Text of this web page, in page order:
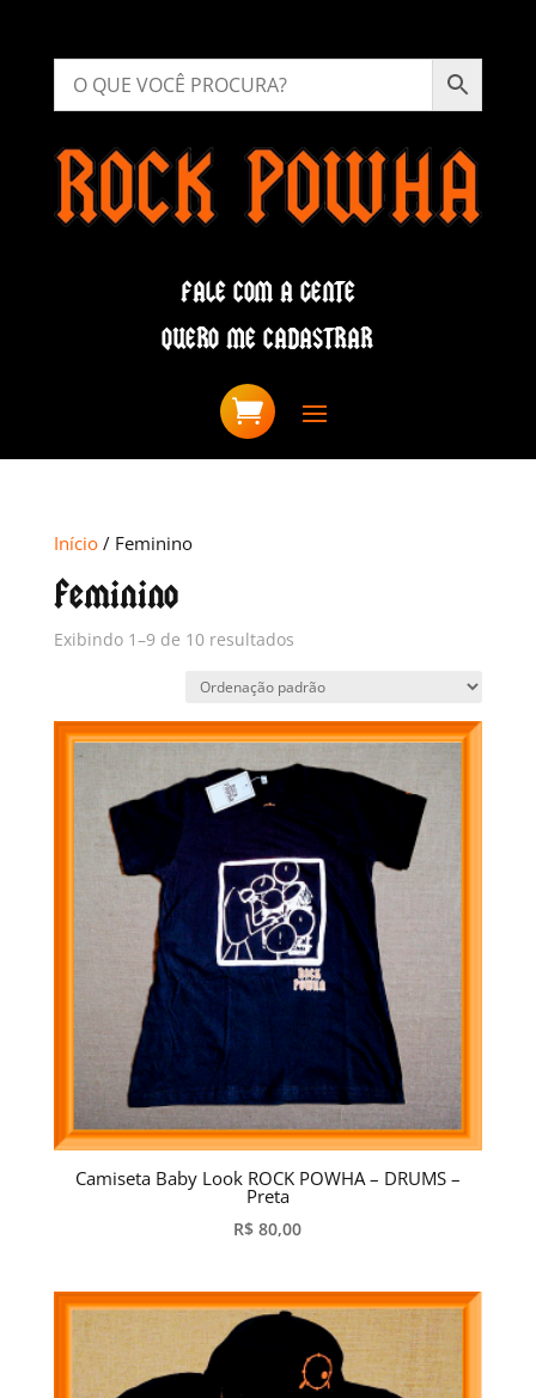
FALE COM A GENTE
QUERO ME CADASTRAR
Início/ Feminino
Feminino
Exibindo 1–9 de 10 resultados
Camiseta Baby Look ROCK POWHA – DRUMS –
Preta
R$ 80,00